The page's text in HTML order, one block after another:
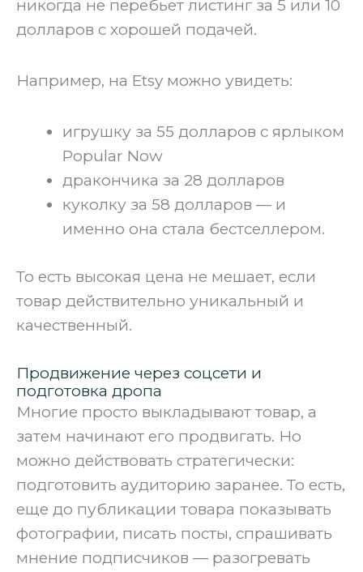
никогда не перебьет листинг за 5 или 10
долларов с хорошей подачей.
‍Например, на Etsy можно увидеть:
игрушку за 55 долларов с ярлыком
Popular Now
дракончика за 28 долларов
куколку за 58 долларов — и
именно она стала бестселлером.
‍То есть высокая цена не мешает, если
товар действительно уникальный и
качественный.‍
Продвижение через соцсети и
подготовка дропа
Многие просто выкладывают товар, а
затем начинают его продвигать. Но
можно действовать стратегически:
подготовить аудиторию заранее. То есть,
еще до публикации товара показывать
фотографии, писать посты, спрашивать
мнение подписчиков — разогревать